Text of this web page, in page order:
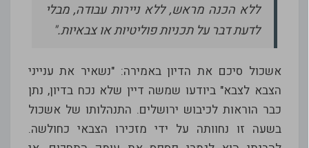
ללא הכנה מראש, ללא ניירות עבודה, מבלי
לדעת דבר על תכניות פוליטיות או צבאיות."
אשכול סיכם את הדיון באמירה: "נשאיר את ענייני
הצבא לצבא" ביודעו שמשה דיין שלא נכח בדיון, נתן
כבר הוראות לכיבוש ירושלים. התנהלותו של אשכול
בשעה זו נחוותה על ידי מזכירו הצבאי כחולשה.